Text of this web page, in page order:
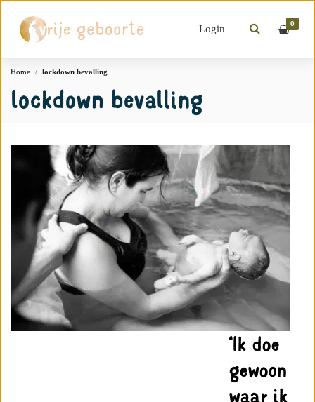
Login 0
Home lockdown bevalling
lockdown bevalling
‘Ik doe
gewoon
waar ik